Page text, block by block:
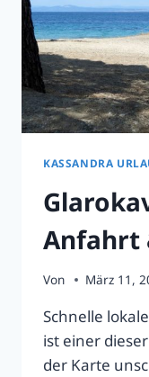
KASSANDRA
Anfahrt
Von März 11,
Schnelle
ist einer
der Karte